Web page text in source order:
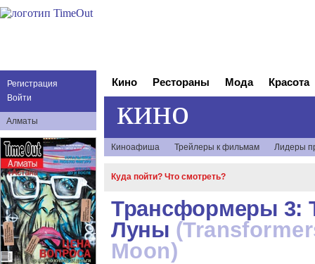
Регистрация
Войти
Алматы
Кино Рестораны Мода Красота
кино
Киноафиша Трейлеры к фильмам Лидеры
Куда пойти? Что смотреть?
Трансформеры 3:
Луны
Moon)